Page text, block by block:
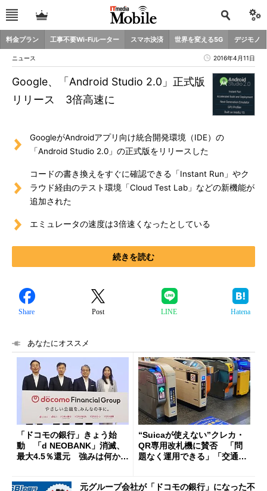
料金プラン 工事不要Wi-Fiルーター スマホ決済 世界を変える5G デジモノ
ニュース 2016年4月11日
Google、「Android Studio 2.0」正式版
リリース 3倍高速に
GoogleがAndroidアプリ向け統合開発環境（IDE）の
「Android Studio 2.0」の正式版をリリースした
コードの書き換えをすぐに確認できる「Instant Run」やク
ラウド経由のテスト環境「Cloud Test Lab」などの新機能が
追加された
エミュレータの速度は3倍速くなったとしている
続きを読む
Share Post LINE Hatena
あなたにオススメ
「ドコモの銀行」きょう始
動 「d NEOBANK」消滅、
最大4.5％還元 強みは何か解
“Suicaが使えない”クレカ・
QR専用改札機に賛否 「問
題なく運用できる」「交通系I
元グループ会社が「ドコモの銀行」になった不